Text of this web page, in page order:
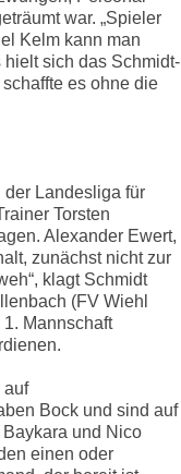
war. „Spieler
Kelm kann man
hielt sich das Schmidt-
es ohne die
der Landesliga für
Torsten
Alexander Ewert,
zunächst nicht zur
klagt Schmidt
(FV Wiehl
Mannschaft
auf
Bock und sind auf
und Nico
einen oder